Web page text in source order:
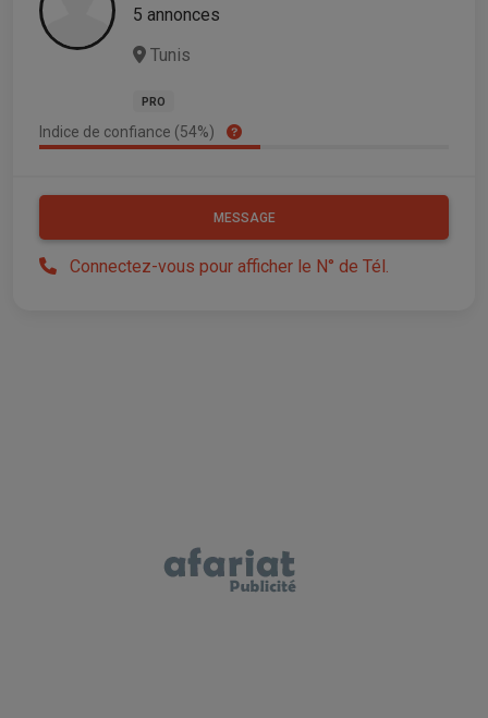
5 annonces
Tunis
PRO
Indice de confiance (54%)
MESSAGE
Connectez-vous pour afficher le N° de Tél.